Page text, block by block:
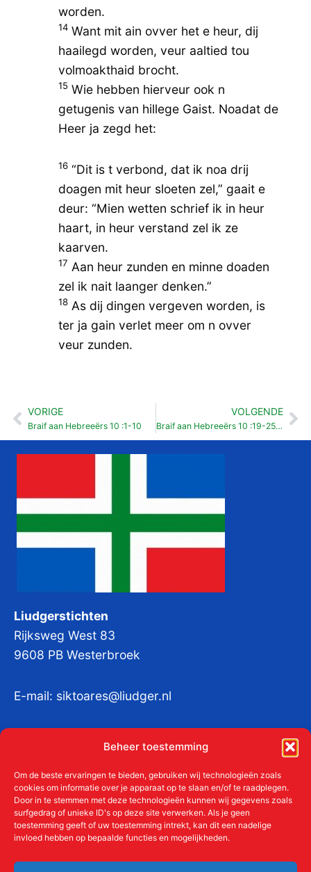
Beheer toestemming
Om de beste ervaringen te bieden, gebruiken wij technologieën zoals
cookies om informatie over je apparaat op te slaan en/of te raadplegen.
Door in te stemmen met deze technologieën kunnen wij gegevens zoals
surfgedrag of unieke ID's op deze site verwerken. Als je geen
toestemming geeft of uw toestemming intrekt, kan dit een nadelige
invloed hebben op bepaalde functies en mogelijkheden.
worden.
14Want mit ain ovver het e heur, dij
haailegd worden, veur aaltied tou
volmoakthaid brocht.
15 Wie hebben hierveur ook n
getugenis van hillege Gaist. Noadat de
Heer ja zegd het:
16“Dit is t verbond, dat ik noa drij
doagen mit heur sloeten zel,” gaait e
deur: “Mien wetten schrief ik in heur
haart, in heur verstand zel ik ze
kaarven.
17 Aan heur zunden en minne doaden
zel ik nait laanger denken.”
18As dij dingen vergeven worden, is
ter ja gain verlet meer om n ovver
veur zunden.
Vorige
VORIGE
Braif aan Hebreeërs 10 :1-10
VOLGENDE
Braif aan Hebreeërs 10 :19-25 (Hemelvoartsdag)
Liudgerstichten
Rijksweg West 83
9608 PB Westerbroek
E-mail: siktoares@liudger.nl
KvKnr:41011712
Meer over de Liudgerstichten